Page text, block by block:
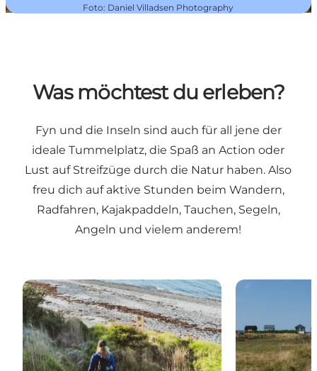
Foto: Daniel Villadsen Photography
Was möchtest du erleben?
Fyn und die Inseln sind auch für all jene der
ideale Tummelplatz, die Spaß an Action oder
Lust auf Streifzüge durch die Natur haben. Also
freu dich auf aktive Stunden beim Wandern,
Radfahren, Kajakpaddeln, Tauchen, Segeln,
Angeln und vielem anderem!
Wanderurlaub Fahrradurlaub